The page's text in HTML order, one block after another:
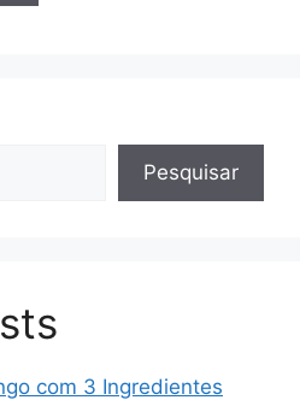
Pesquisar
com 3 Ingredientes